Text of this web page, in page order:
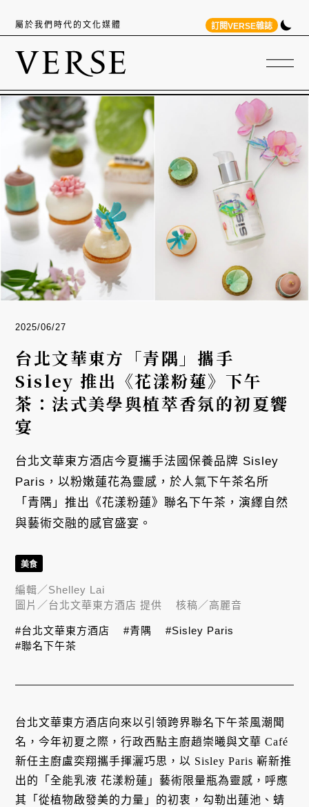
屬於我們時代的文化媒體 訂閱VERSE雜誌
2025/06/27
台北文華東方「青隅」攜手
Sisley 推出《花漾粉蓮》下午
茶：法式美學與植萃香氛的初夏饗
宴
台北文華東方酒店今夏攜手法國保養品牌 Sisley
Paris，以粉嫩蓮花為靈感，於人氣下午茶名所
「青隅」推出《花漾粉蓮》聯名下午茶，演繹自然
與藝術交融的感官盛宴。
台北文華東方酒店向來以引領跨界聯名下午茶風潮聞
名，今年初夏之際，行政西點主廚趙崇曦與文華 Café
新任主廚盧奕翔攜手揮灑巧思，以 Sisley Paris 嶄新推
出的「全能乳液 花漾粉蓮」藝術限量瓶為靈感，呼應
其「從植物啟發美的力量」的初衷，勾勒出蓮池、蜻
美食
編輯／Shelley Lai
圖片／台北文華東方酒店 提供 核稿／高麗音
#台北文華東方酒店 #青隅
#Sisley Paris
#聯名下午茶